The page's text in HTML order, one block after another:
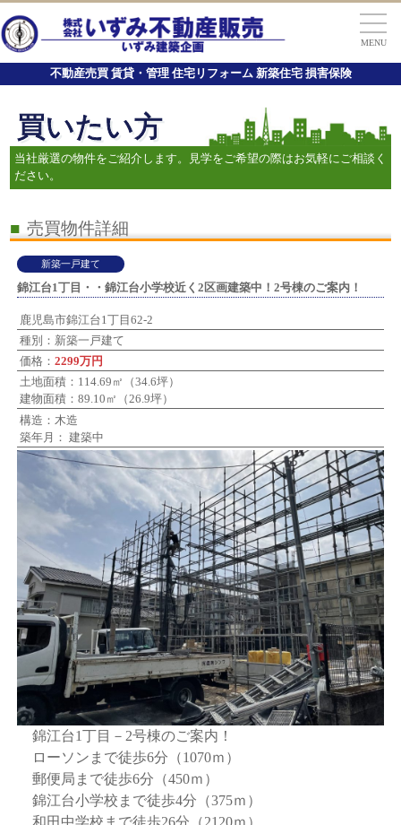
MENU
不動産売買 賃貸・管理 住宅リフォーム 新築住宅 損害保険
買いたい方
当社厳選の物件をご紹介します。見学をご希望の際はお気軽にご相談く
ださい。
■ 売買物件詳細
新築一戸建て
錦江台1丁目・・錦江台小学校近く2区画建築中！2号棟のご案内！
鹿児島市錦江台1丁目62-2
種別：新築一戸建て
価格：2299万円
土地面積：114.69㎡（34.6坪）
建物面積：89.10㎡（26.9坪）
構造：木造
築年月： 建築中
錦江台1丁目－2号棟のご案内！
ローソンまで徒歩6分（1070ｍ）
郵便局まで徒歩6分（450ｍ）
錦江台小学校まで徒歩4分（375ｍ）
和田中学校まで徒歩26分（2120ｍ）